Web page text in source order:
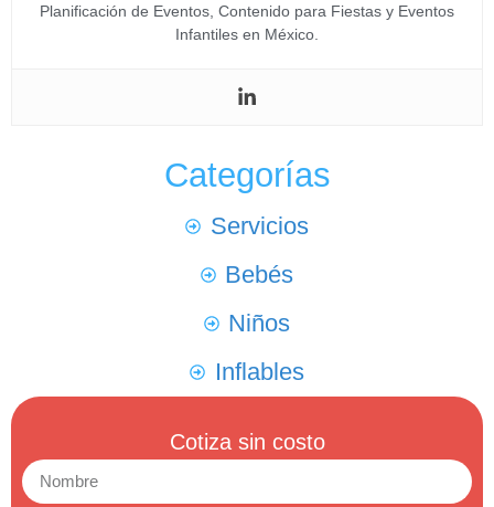
Planificación de Eventos, Contenido para Fiestas y Eventos
Infantiles en México.
Categorías
Servicios
Bebés
Niños
Inflables
Cotiza sin costo